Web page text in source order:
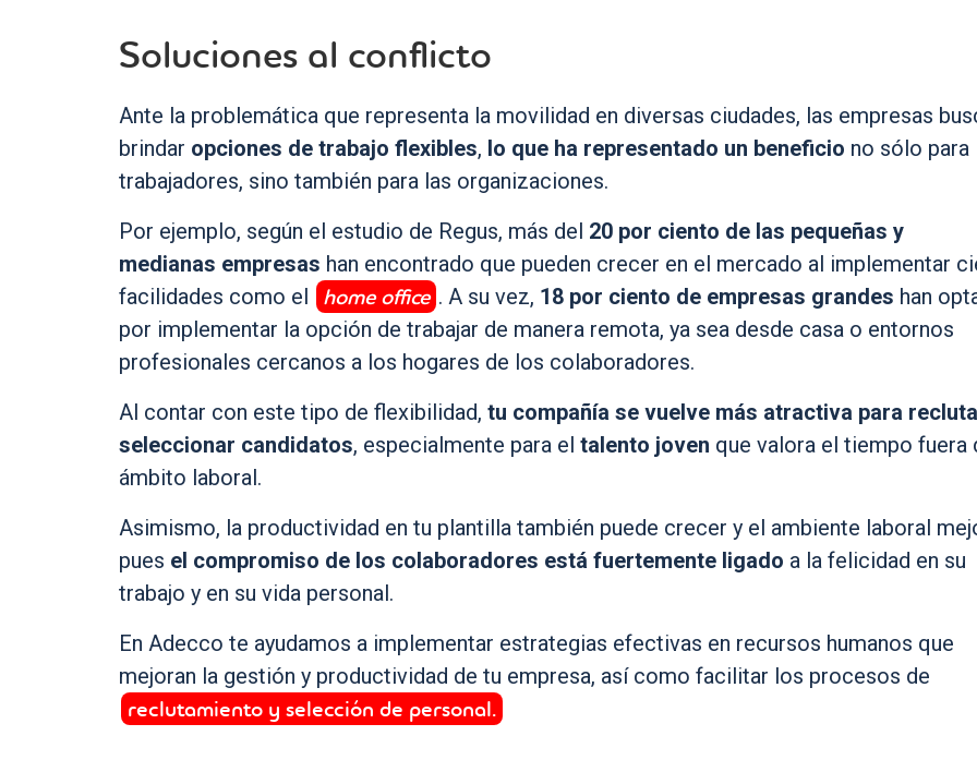
Soluciones al conflicto
Ante la problemática que representa la movilidad en diversas ciudades, las empresas
brindar opciones de trabajo flexibles, lo que ha representado un beneficio no sólo para
trabajadores, sino también para las organizaciones.
Por ejemplo, según el estudio de Regus, más del 20 por ciento de las pequeñas y
medianas empresas han encontrado que pueden crecer en el mercado al implementar
facilidades como el
home office . A su vez, 18 por ciento de empresas grandes han
por implementar la opción de trabajar de manera remota, ya sea desde casa o entornos
profesionales cercanos a los hogares de los colaboradores.
Al contar con este tipo de flexibilidad, tu compañía se vuelve más atractiva para
seleccionar candidatos, especialmente para el talento joven que valora el tiempo fuera
ámbito laboral.
Asimismo, la productividad en tu plantilla también puede crecer y el ambiente laboral
pues el compromiso de los colaboradores está fuertemente ligado a la felicidad en su
trabajo y en su vida personal.
En Adecco te ayudamos a implementar estrategias efectivas en recursos humanos que
mejoran la gestión y productividad de tu empresa, así como facilitar los procesos de
reclutamiento y selección de personal.